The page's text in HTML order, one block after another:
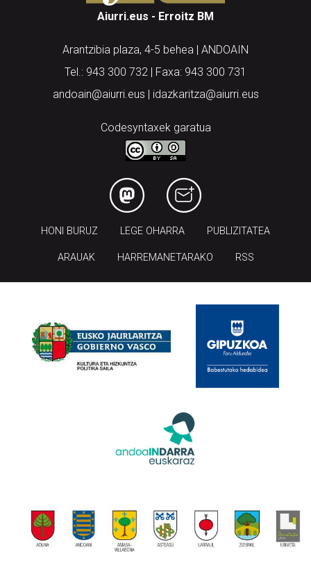
Aiurri.eus - Erroitz BM
Arantzibia plaza, 4-5 behea | ANDOAIN
Tel.: 943 300 732 | Faxa: 943 300 731
andoain@aiurri.eus | idazkaritza@aiurri.eus
Codesyntaxek garatua
HONI BURUZ LEGE OHARRA PUBLIZITATEA
ARAUAK HARREMANETARAKO RSS